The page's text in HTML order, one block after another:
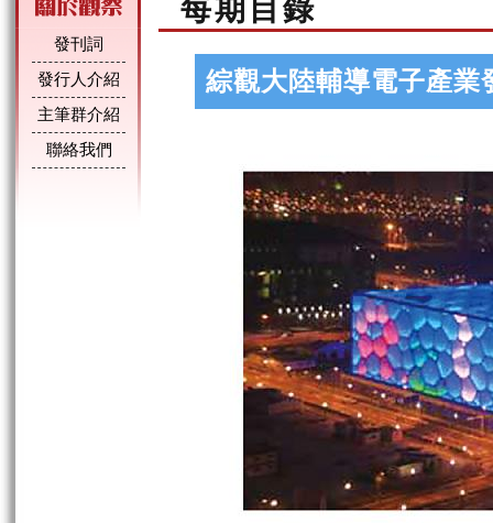
發刊詞
發行人介紹
主筆群介紹
聯絡我們
綜觀大陸輔導電子產業